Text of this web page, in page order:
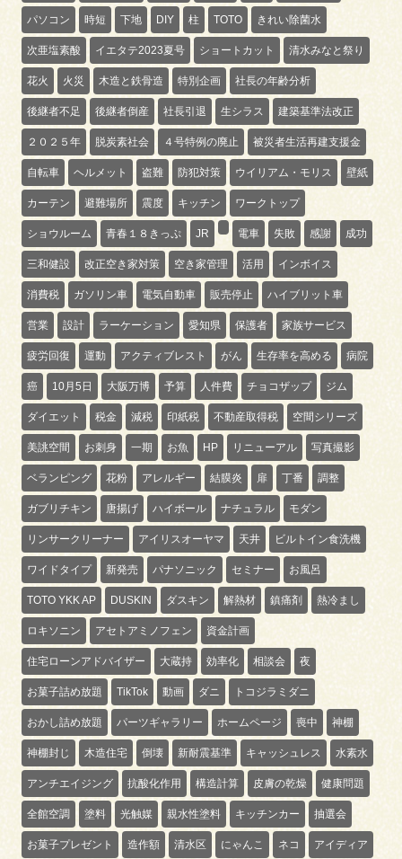
パソコン 時短 下地 DIY 柱 TOTO きれい除菌水
次亜塩素酸 イエタテ2023夏号 ショートカット 清水みなと祭り
花火 火災 木造と鉄骨造 特別企画 社長の年齢分析
後継者不足 後継者倒産 社長引退 生シラス 建築基準法改正
２０２５年 脱炭素社会 ４号特例の廃止 被災者生活再建支援金
自転車 ヘルメット 盗難 防犯対策 ウイリアム・モリス 壁紙
カーテン 避難場所 震度 キッチン ワークトップ
ショウルーム 青春１８きっぷ JR 電車 失敗 感謝 成功
三和健設 改正空き家対策 空き家管理 活用 インボイス
消費税 ガソリン車 電気自動車 販売停止 ハイブリット車
営業 設計 ラーケーション 愛知県 保護者 家族サービス
疲労回復 運動 アクティブレスト がん 生存率を高める 病院
癌 10月5日 大阪万博 予算 人件費 チョコザップ ジム
ダイエット 税金 減税 印紙税 不動産取得税 空間シリーズ
美誂空間 お刺身 一期 お魚 HP リニューアル 写真撮影
ベランピング 花粉 アレルギー 結膜炎 扉 丁番 調整
ガブリチキン 唐揚げ ハイボール ナチュラル モダン
リンサークリーナー アイリスオーヤマ 天井 ビルトイン食洗機
ワイドタイプ 新発売 パナソニック セミナー お風呂
TOTO YKK AP DUSKIN ダスキン 解熱材 鎮痛剤 熱冷まし
ロキソニン アセトアミノフェン 資金計画
住宅ローンアドバイザー 大蔵持 効率化 相談会 夜
お菓子詰め放題 TikTok 動画 ダニ トコジラミダニ
おかし詰め放題 パーツギャラリー ホームページ 喪中 神棚
神棚封じ 木造住宅 倒壊 新耐震基準 キャッシュレス 水素水
アンチエイジング 抗酸化作用 構造計算 皮膚の乾燥 健康問題
全館空調 塗料 光触媒 親水性塗料 キッチンカー 抽選会
お菓子プレゼント 造作額 清水区 にゃんこ ネコ アイディア